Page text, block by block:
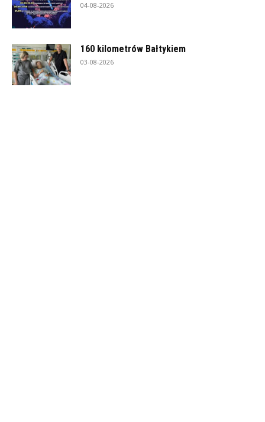
04-08-2026
160 kilometrów Bałtykiem
03-08-2026